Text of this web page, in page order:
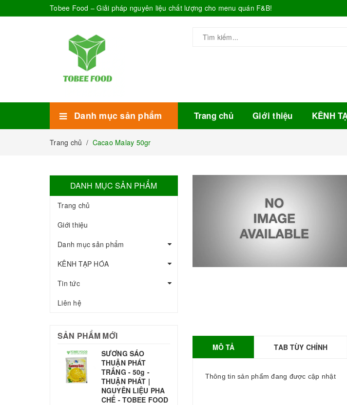
Tobee Food – Giải pháp nguyên liệu chất lượng cho menu quán F&B!
Danh mục sản phẩm Trang chủ Giới thiệu KÊNH
Trang chủ / Cacao Malay 50gr
MÔ TẢ TAB TÙY CHỈNH
Thông tin sản phẩm đang được cập nhật
DANH MỤC SẢN PHẨM
Trang chủ
Giới thiệu
Danh mục sản phẩm
KÊNH TẠP HÓA
Tin tức
Liên hệ
SẢN PHẨM MỚI
SƯƠNG SÁO
THUẬN PHÁT
TRẮNG - 50g -
THUẬN PHÁT |
NGUYÊN LIỆU PHA
CHẾ - TOBEE FOOD
BỘT SỮA TOBEE
TOBEE FOOD | Bột
Sữa làm Trà Sữa -